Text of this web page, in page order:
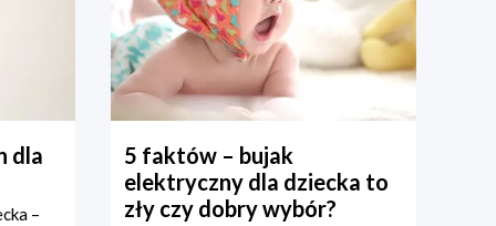
dla
–
5 faktów – bujak
elektryczny dla dziecka to
zły czy dobry wybór?